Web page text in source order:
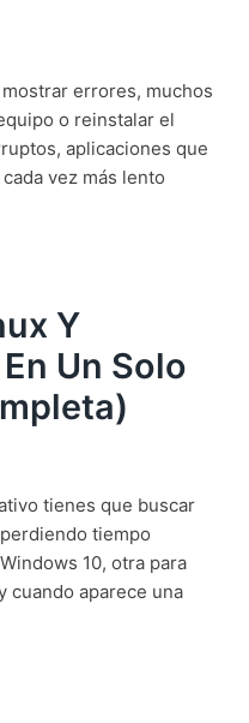
errores, muchos
o reinstalar el
aplicaciones que
vez más lento
Y
Un Solo
tienes que buscar
tiempo
10, otra para
cuando aparece una